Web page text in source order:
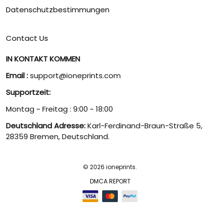
Datenschutzbestimmungen
Contact Us
IN KONTAKT KOMMEN
Email :support@ioneprints.com
Supportzeit:
Montag ~ Freitag : 9:00 ~ 18:00
Deutschland Adresse:Karl-Ferdinand-Braun-Straße 5,
28359 Bremen, Deutschland.
© 2026 ioneprints.
DMCA REPORT